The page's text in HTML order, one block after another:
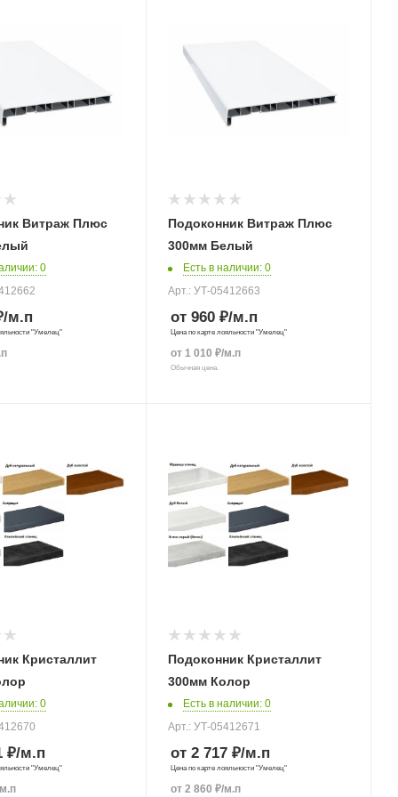
Витраж Плюс
: 0
/м.п
"Умелец"
Подоконник Витраж Плюс
300мм Белый
Есть в наличии: 0
Арт.: УТ-05412663
от 960 ₽/м.п
Цена по карте лояльности "Умелец"
от 1 010 ₽/м.п
Обычная цена.
Кристаллит
: 0
₽/м.п
"Умелец"
Подоконник Кристаллит
300мм Колор
Есть в наличии: 0
Арт.: УТ-05412671
от 2 717 ₽/м.п
Цена по карте лояльности "Умелец"
от 2 860 ₽/м.п